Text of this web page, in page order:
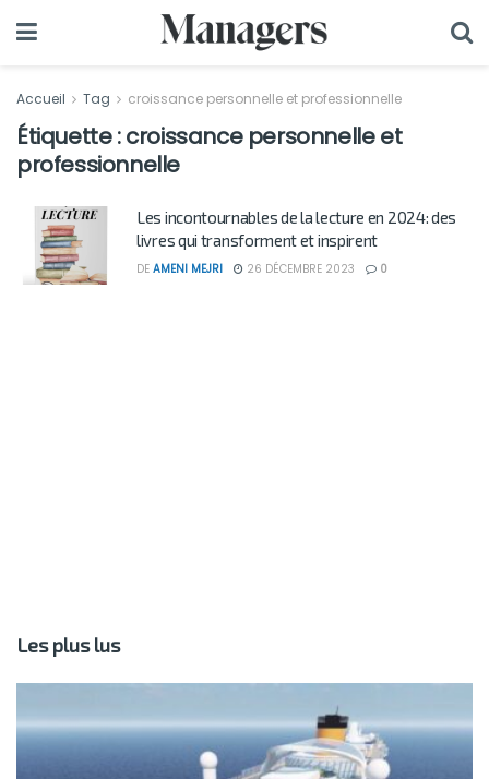
Accueil Tag croissance personnelle et professionnelle
Étiquette :croissance personnelle et
professionnelle
Les incontournables de la lecture en 2024: des
livres qui transforment et inspirent
DE AMENI MEJRI 26 DÉCEMBRE 2023 0
Les plus lus